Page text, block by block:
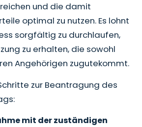
und die damit
optimal zu nutzen. Es lohnt
sorgfältig zu durchlaufen,
zu erhalten, die sowohl
Angehörigen zugutekommt.
zur Beantragung des
mit der zuständigen